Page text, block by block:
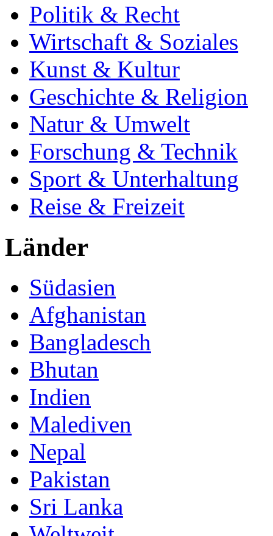
Politik & Recht
Wirtschaft & Soziales
Kunst & Kultur
Geschichte & Religion
Natur & Umwelt
Forschung & Technik
Sport & Unterhaltung
Reise & Freizeit
Länder
Südasien
Afghanistan
Bangladesch
Bhutan
Indien
Malediven
Nepal
Pakistan
Sri Lanka